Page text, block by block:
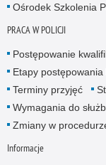
Ośrodek Szkolenia
PRACA W POLICJI
Postępowanie
Etapy
Terminy przyjęć
Wymagania do
Zmiany w
Informacje